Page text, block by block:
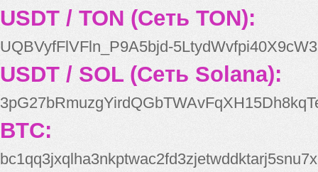
USDT / TON (Сеть TON):
UQBVyfFlVFln_P9A5bjd-
USDT / SOL (Сеть Solana):
BTC:
bc1qq3jxqlha3nkptwac2fd3zjetwddktarj5snu7x